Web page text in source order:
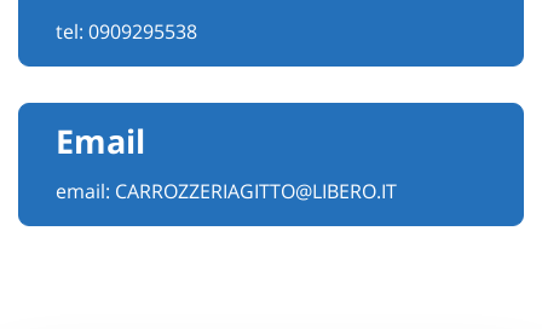
tel: 0909295538
Email
email: CARROZZERIAGITTO@LIBERO.IT